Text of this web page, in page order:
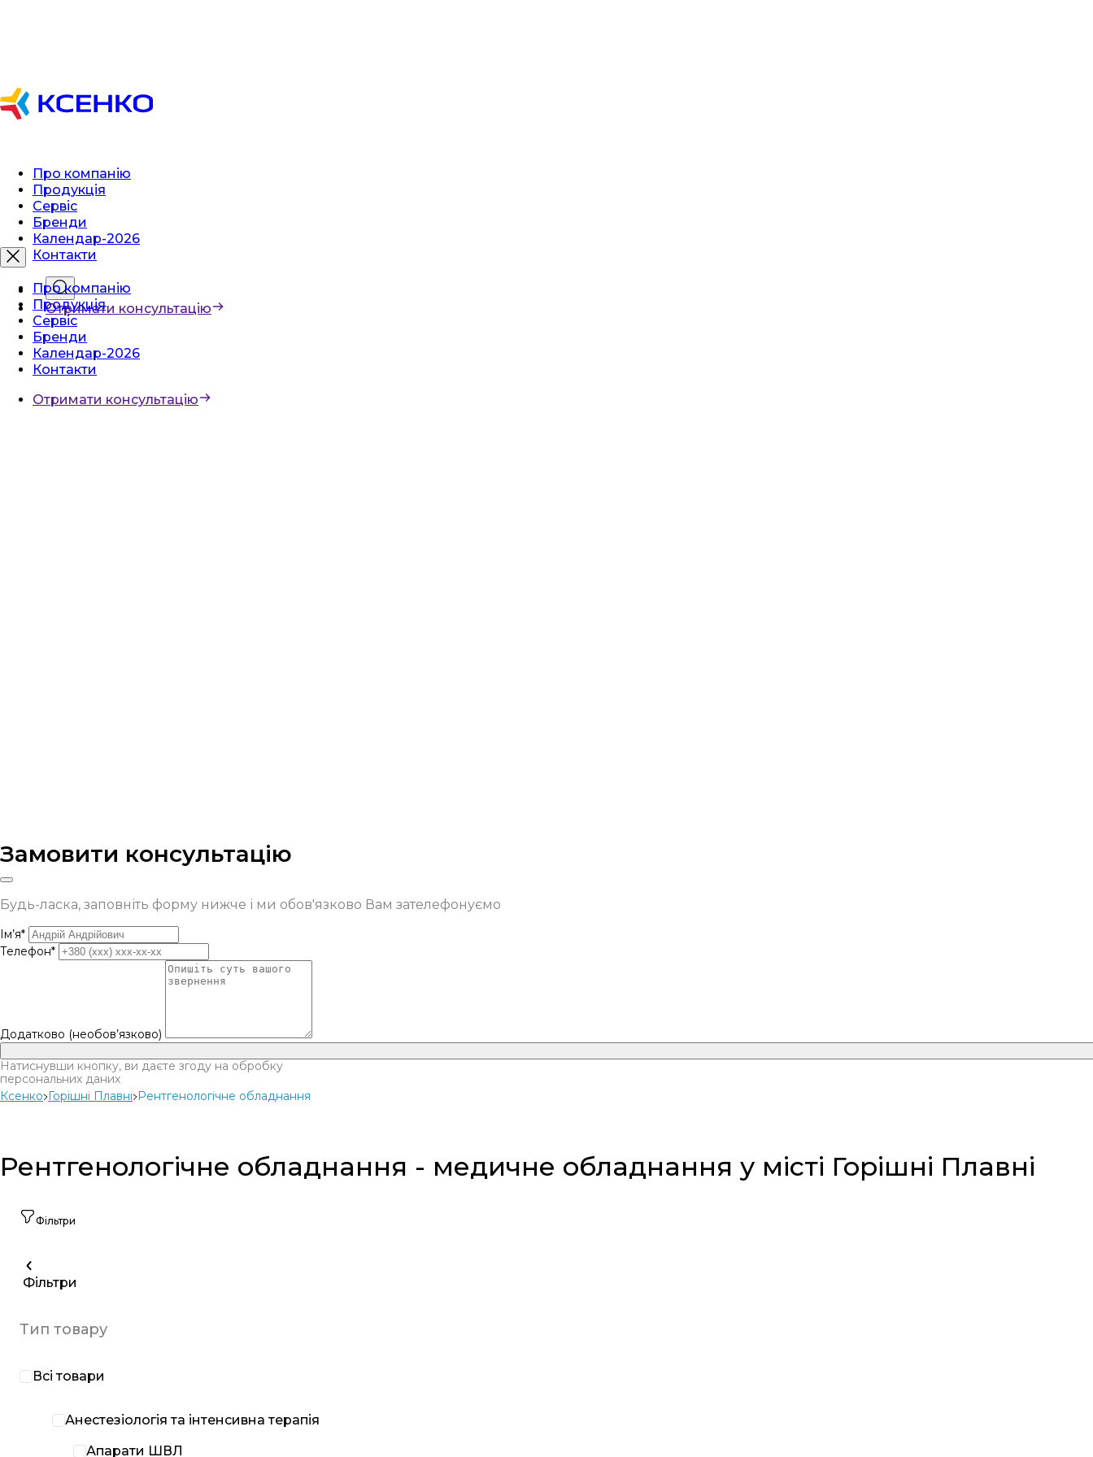
Про компанію
Продукція
Сервіс
Бренди
Календар-2026
Контакти
Отримати консультацію
Про компанію
Продукція
Сервіс
Бренди
Календар-2026
Контакти
Отримати консультацію
Замовити консультацію
Будь-ласка, заповніть форму нижче і ми обов'язково Вам зателефонуємо
Ім’я*
Телефон*
Додатково (необов’язково)
Натиснувши кнопку, ви даєте згоду на обробку
персональних даних
Ксенко Горішні Плавні Рентгенологічне обладнання
Рентгенологічне обладнання - медичне обладнання у місті Горішні Плавні
Фільтри
Фільтри
Тип товару
Всі товари
Анестезіологія та інтенсивна терапія
Апарати ШВЛ